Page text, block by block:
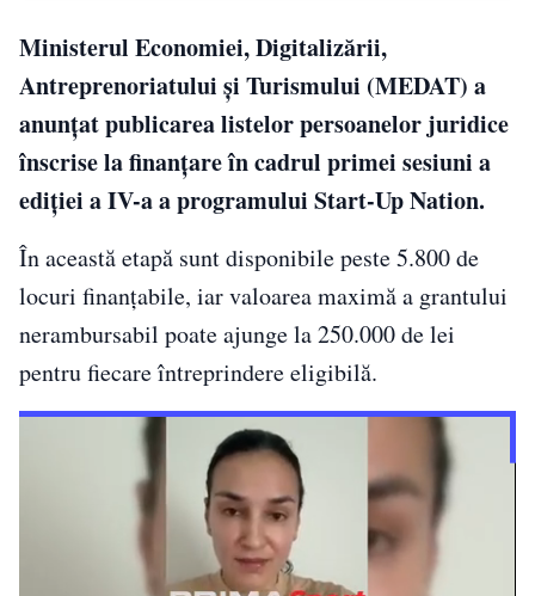
Ministerul Economiei, Digitalizării,
Antreprenoriatului și Turismului (MEDAT) a
anunțat publicarea listelor persoanelor juridice
înscrise la finanțare în cadrul primei sesiuni a
ediției a IV-a a programului Start-Up Nation.
În această etapă sunt disponibile peste 5.800 de
locuri finanțabile, iar valoarea maximă a grantului
nerambursabil poate ajunge la 250.000 de lei
pentru fiecare întreprindere eligibilă.